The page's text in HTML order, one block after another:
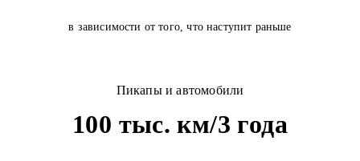
в зависимости от того, что наступит раньше
Пикапы и автомобили
100 тыс. км/3 года